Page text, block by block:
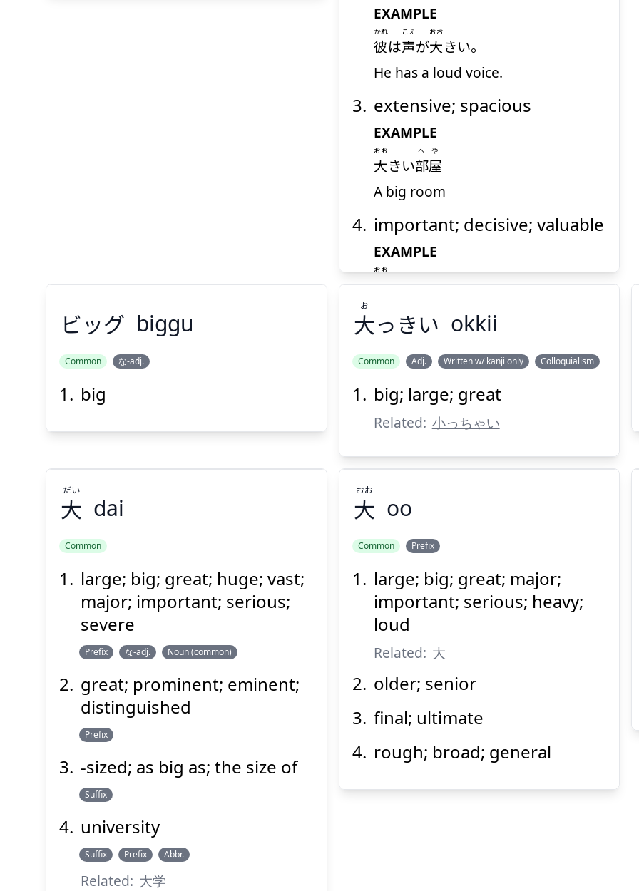
EXAMPLE
彼
かれ
は声
こえ
が大
おお
きい。
He has a loud voice.
extensive; spacious
EXAMPLE
大
おお
きい部屋
へや
A big room
important; decisive; valuable
EXAMPLE
大
おお
きいチャンス
Big (decisive) chance
older; grown up
EXAMPLE
大
おお
きくなったな!
You've grown up!
Suspend
(@)
ビッグ biggu
Common な-adj.
big
っきい
Suspend
(@)
大っきい
お
okkii
Common Adj. Written w/ kanji only Colloquialism
big; large; great
Related: 小っちゃい
大
だい
Suspend
大
だい
dai
Common
large; big; great; huge; vast;
major; important; serious;
severe
Prefix な-adj. Noun (common)
great; prominent; eminent;
distinguished
Prefix
-sized; as big as; the size of
Suffix
university
Suffix Prefix Abbr.
Related: 大学
大
おお
Suspend
(@)
大
おお
oo
Common Prefix
large; big; great; major;
important; serious; heavy;
loud
Related: 大
older; senior
final; ultimate
rough; broad; general